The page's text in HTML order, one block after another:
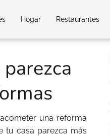
Hogar Restaurantes
una reforma
tu casa parezca más